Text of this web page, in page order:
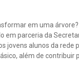
em uma árvore?
em parceria da
alunos da rede
além de contribuir